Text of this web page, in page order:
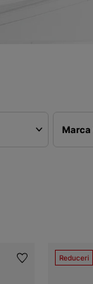
Marca
Reduceri